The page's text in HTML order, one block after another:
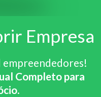
Empresa
empreendedores!
Completo para
.